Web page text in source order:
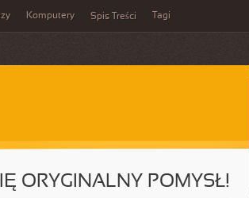
Komputery Spis Treści Tagi
ORYGINALNY POMYSŁ!